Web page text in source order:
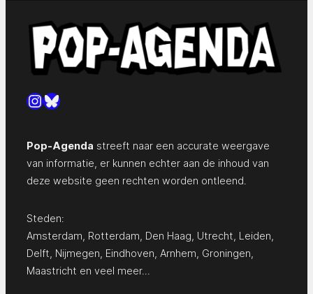
Instagram
Bluesky
Pop-Agenda streeft naar een accurate weergave
van informatie, er kunnen echter aan de inhoud van
deze website geen rechten worden ontleend.
Steden:
Amsterdam Rotterdam Den Haag Utrecht Leiden
Delft Nijmegen Eindhoven Arnhem Groningen
Maastricht en veel meer…